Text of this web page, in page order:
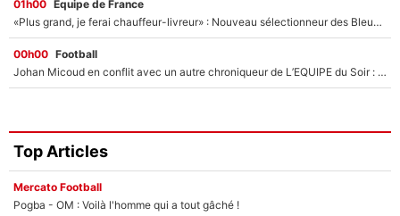
01h00 Équipe de France
«Plus grand, je ferai chauffeur-livreur» : Nouveau sélectionneur des Bleus, Zinédine Zidane s’était imaginé un avenir très différent lorsqu'il était enfant
00h00 Football
Johan Micoud en conflit avec un autre chroniqueur de L’EQUIPE du Soir : «Pendant un moment, je ne les ai pas remis ensemble dans l'émission»
Top Articles
Mercato Football
Pogba - OM : Voilà l'homme qui a tout gâché !